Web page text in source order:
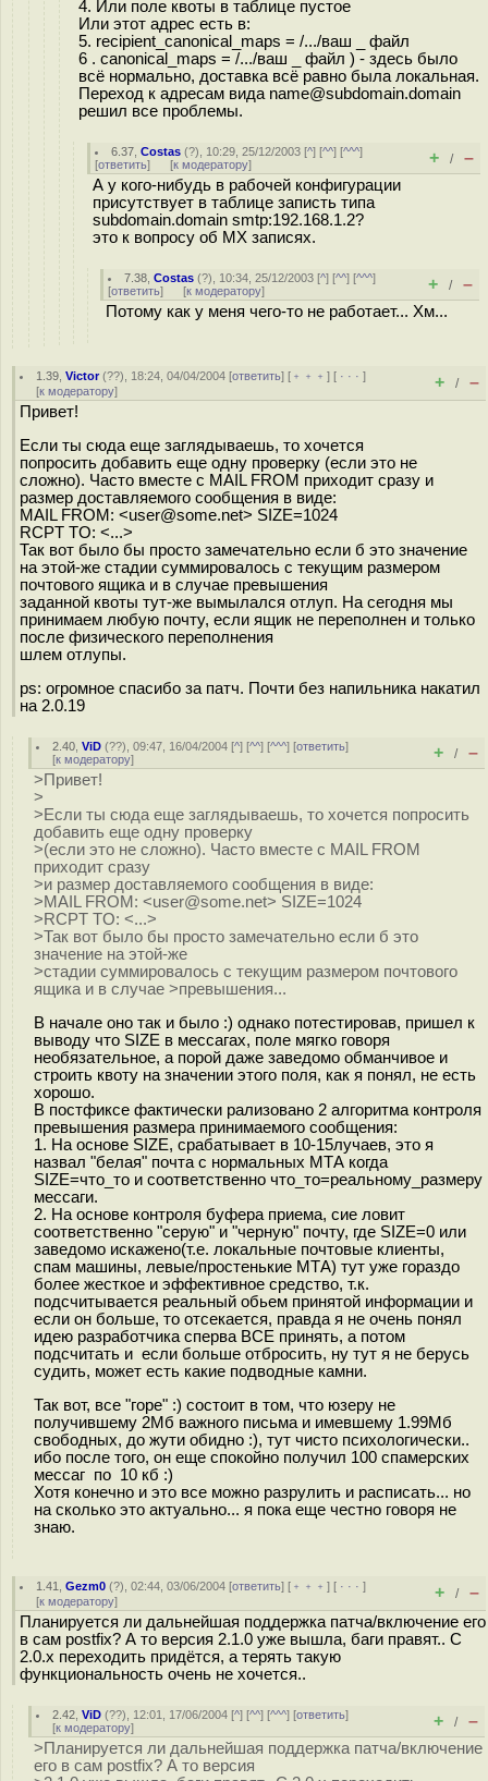
4. Или поле квоты в таблице пустое
Или этот адрес есть в:
5. recipient_canonical_maps = /.../ваш _ файл
6 . canonical_maps = /.../ваш _ файл ) - здесь было
всё нормально, доставка всё равно была локальная.
Переход к адресам вида name@subdomain.domain
решил все проблемы.
6.37 ,Costas (?), 10:29, 25/12/2003 [^] [^^] [^^^]
[ответить] [к модератору] + / –
А у кого-нибудь в рабочей конфигурации
присутствует в таблице записть типа
subdomain.domain smtp:192.168.1.2?
это к вопросу об MX записях.
7.38 ,Costas (?), 10:34, 25/12/2003 [^] [^^] [^^^]
[ответить] [к модератору] + / –
Потому как у меня чего-то не работает... Хм...
1.39 ,Victor(??), 18:24, 04/04/2004 [ответить] [ ﹢﹢﹢] [ · · ·]
[к модератору] + / –
Привет!
Если ты сюда еще заглядываешь, то хочется
попросить добавить еще одну проверку (если это не
сложно). Часто вместе с MAIL FROM приходит сразу и
размер доставляемого сообщения в виде:
MAIL FROM: <user@some.net> SIZE=1024
RCPT TO: <...>
Так вот было бы просто замечательно если б это значение
на этой-же стадии суммировалось с текущим размером
почтового ящика и в случае превышения
заданной квоты тут-же вымылался отлуп. На сегодня мы
принимаем любую почту, если ящик не переполнен и только
после физического переполнения
шлем отлупы.
ps: огромное спасибо за патч. Почти без напильника накатил
на 2.0.19
2.40 ,ViD (??), 09:47, 16/04/2004 [^] [^^] [^^^] [ответить]
[к модератору] + / –
>Привет!
>
>Если ты сюда еще заглядываешь, то хочется попросить
добавить еще одну проверку
>(если это не сложно). Часто вместе с MAIL FROM
приходит сразу
>и размер доставляемого сообщения в виде:
>MAIL FROM: <user@some.net> SIZE=1024
>RCPT TO: <...>
>Так вот было бы просто замечательно если б это
значение на этой-же
>стадии суммировалось с текущим размером почтового
ящика и в случае >превышения...
В начале оно так и было :) однако потестировав, пришел к
выводу что SIZE в мессагах, поле мягко говоря
необязательное, а порой даже заведомо обманчивое и
строить квоту на значении этого поля, как я понял, не есть
хорошо.
В постфиксе фактически рализовано 2 алгоритма контроля
превышения размера принимаемого сообщения:
1. На основе SIZE, срабатывает в 10-15лучаев, это я
назвал "белая" почта с нормальных МТА когда
SIZE=что_то и соответственно что_то=реальному_размеру
мессаги.
2. На основе контроля буфера приема, сие ловит
соответственно "серую" и "черную" почту, где SIZE=0 или
заведомо искажено(т.е. локальные почтовые клиенты,
спам машины, левые/простенькие МТА) тут уже гораздо
более жесткое и эффективное средство, т.к.
подсчитывается реальный обьем принятой информации и
если он больше, то отсекается, правда я не очень понял
идею разработчика сперва ВСЕ принять, а потом
подсчитать и если больше отбросить, ну тут я не берусь
судить, может есть какие подводные камни.
Так вот, все "горе" :) состоит в том, что юзеру не
получившему 2Мб важного письма и имевшему 1.99Мб
свободных, до жути обидно :), тут чисто психологически..
ибо после того, он еще спокойно получил 100 спамерских
мессаг по 10 кб :)
Хотя конечно и это все можно разрулить и расписать... но
на сколько это актуально... я пока еще честно говоря не
знаю.
1.41 ,Gezm0 (?), 02:44, 03/06/2004 [ответить] [ ﹢﹢﹢] [ · · ·]
[к модератору] + / –
Планируется ли дальнейшая поддержка патча/включение его
в сам postfix? А то версия 2.1.0 уже вышла, баги правят.. С
2.0.x переходить придётся, а терять такую
функциональность очень не хочется..
2.42 ,ViD (??), 12:01, 17/06/2004 [^] [^^] [^^^] [ответить]
[к модератору] + / –
>Планируется ли дальнейшая поддержка патча/включение
его в сам postfix? А то версия